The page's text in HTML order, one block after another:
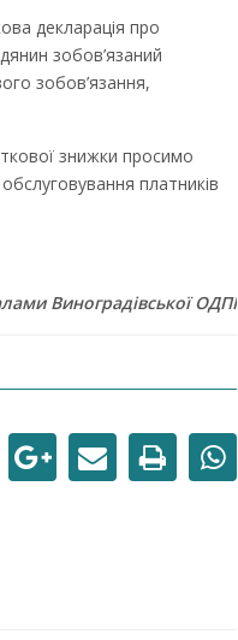
декларація про
зобов’язаний
зобов’язання,
знижки просимо
платників
Виноградівської ОДПІ